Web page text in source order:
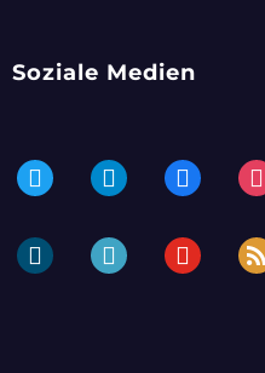
Soziale Medien
twitter telegramfacebook
dailymotionperiscopeyoutube rss